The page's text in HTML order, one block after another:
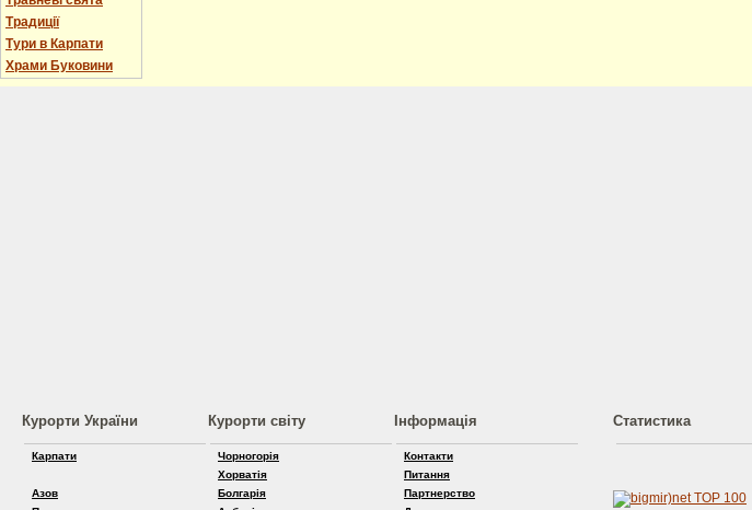
Традиції
Тури в Карпати
Храми Буковини
Курорти України
Карпати
Азов
Курорти світу
Чорногорія
Хорватія
Болгарія
Інформація
Контакти
Питання
Партнерство
Статистика